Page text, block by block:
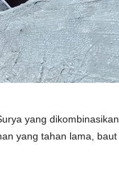
yang dikombinasikan
yang tahan lama, baut